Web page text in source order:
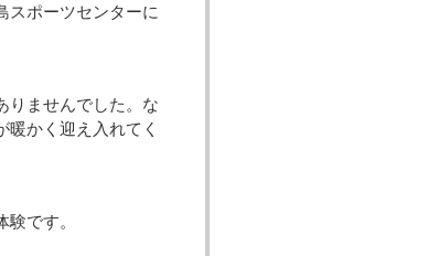
スポーツセンターに
りませんでした。な
かく迎え入れてく
です。